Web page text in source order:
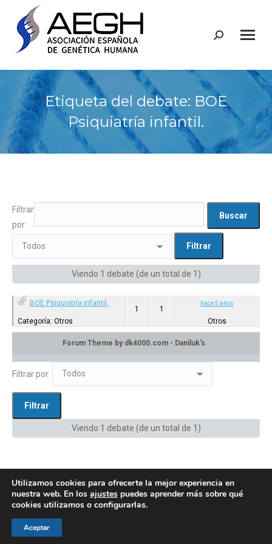
Buscar:
Etiqueta del debate: BOE
Psiquiatría infantil.
Filtrar
por:
Viendo 1 debate (de un total de 1)
BOE Psiquiatría infantil.
Categoría: Otros
1 1
hace 5 años
Otros
Filtrar por:
Viendo 1 debate (de un total de 1)
Utilizamos cookies para ofrecerte la mejor experiencia en
nuestra web. En los ajustes puedes aprender más sobre qué
cookies utilizamos o configurarlas.
Aceptar